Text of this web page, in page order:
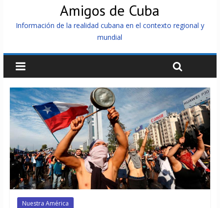
Amigos de Cuba
Información de la realidad cubana en el contexto regional y
mundial
Nuestra América